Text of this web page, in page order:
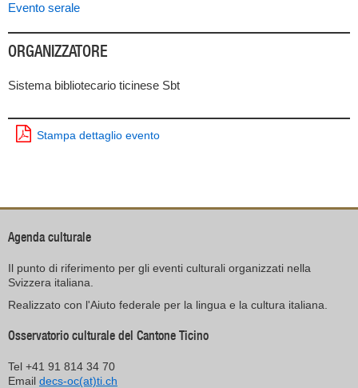
Evento serale
ORGANIZZATORE
Sistema bibliotecario ticinese Sbt
Stampa dettaglio evento
Agenda culturale
Il punto di riferimento per gli eventi culturali organizzati nella
Svizzera italiana.
Realizzato con l'Aiuto federale per la lingua e la cultura italiana.
Osservatorio culturale del Cantone Ticino
Tel +41 91 814 34 70
Email decs-oc(at)ti.ch